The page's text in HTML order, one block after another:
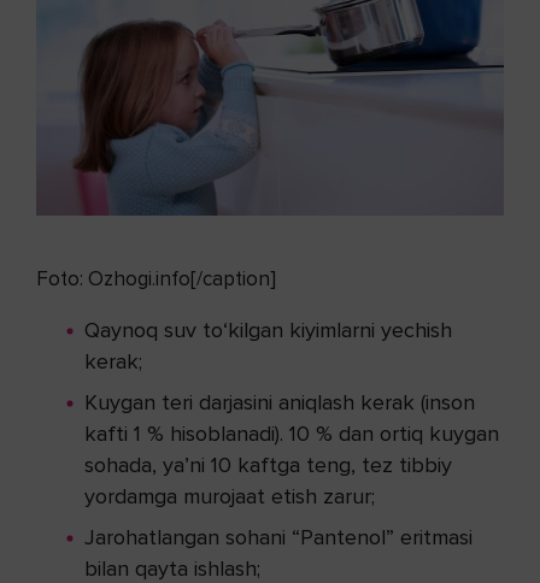
Foto: Ozhogi.info[/caption]
Qaynoq suv to‘kilgan kiyimlarni yechish
kerak;
Kuygan teri darjasini aniqlash kerak (inson
kafti 1 % hisoblanadi). 10 % dan ortiq kuygan
sohada, ya’ni 10 kaftga teng, tez tibbiy
yordamga murojaat etish zarur;
Jarohatlangan sohani “Pantenol” eritmasi
bilan qayta ishlash;